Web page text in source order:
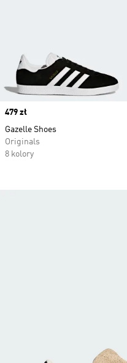
Price
479 zł
Gazelle Shoes
Originals
8 kolory